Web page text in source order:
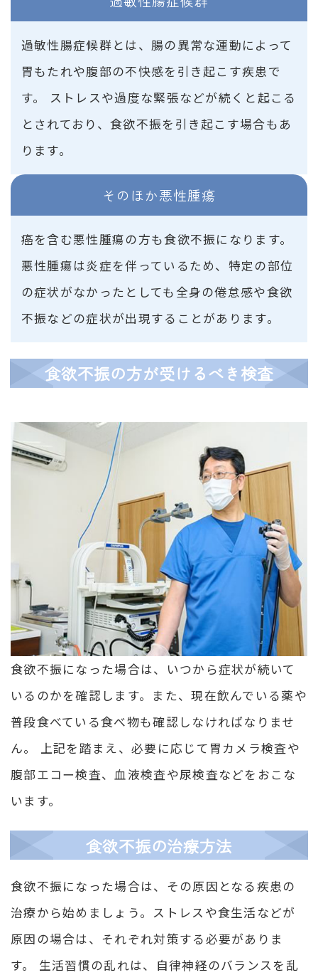
過敏性腸症候群とは、腸の異常な運動によって
胃もたれや腹部の不快感を引き起こす疾患で
す。 ストレスや過度な緊張などが続くと起こる
とされており、食欲不振を引き起こす場合もあ
ります。
そのほか悪性腫瘍
癌を含む悪性腫瘍の方も食欲不振になります。
悪性腫瘍は炎症を伴っているため、特定の部位
の症状がなかったとしても全身の倦怠感や食欲
不振などの症状が出現することがあります。
食欲不振の方が受けるべき検査
食欲不振になった場合は、いつから症状が続いて
いるのかを確認します。また、現在飲んでいる薬や
普段食べている食べ物も確認しなければなりませ
ん。 上記を踏まえ、必要に応じて胃カメラ検査や
腹部エコー検査、血液検査や尿検査などをおこな
います。
食欲不振の治療方法
食欲不振になった場合は、その原因となる疾患の
治療から始めましょう。ストレスや食生活などが
原因の場合は、それぞれ対策する必要がありま
す。 生活習慣の乱れは、自律神経のバランスを乱